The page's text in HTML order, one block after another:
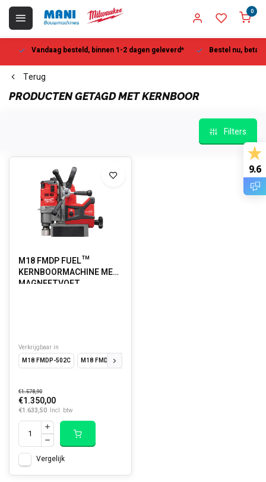
0
Vandaag besteld, binnen 1-2 dagen geleverd* Bestel nu, betaal
Terug
PRODUCTEN GETAGD MET KERNBOOR
Filters
M18 FMDP FUEL™
KERNBOORMACHINE MET
MAGNEETVOET
Verkrijgbaar in
M18 FMDP-502C
M18 FMDP-0C
€1.578,90
€1.350,00
€1.633,50 Incl. btw
Vergelijk
9.6